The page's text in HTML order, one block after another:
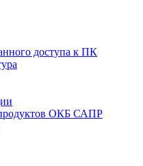
доступа к ПК
ОКБ САПР